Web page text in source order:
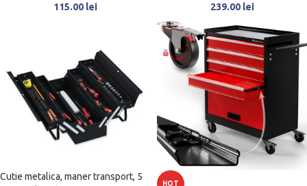
115.00 lei
239.00 lei
Cutie metalica, maner transport, 5
HOT